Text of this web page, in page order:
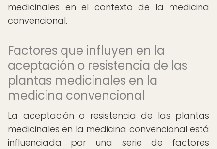
medicinales en el contexto de la medicina
convencional.
Factores que influyen en la
aceptación o resistencia de las
plantas medicinales en la
medicina convencional
La aceptación o resistencia de las plantas
medicinales en la medicina convencional está
influenciada por una serie de factores